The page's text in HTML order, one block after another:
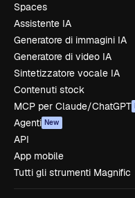
Spaces
Assistente IA
Generatore di immagini IA
Generatore di video IA
Sintetizzatore vocale IA
Contenuti stock
MCP per Claude/ChatGPT
Agenti New
API
App mobile
Tutti gli strumenti Magnific